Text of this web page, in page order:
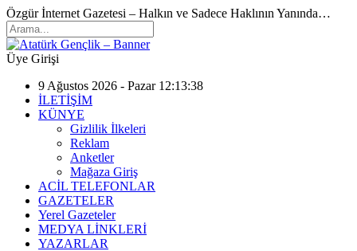
Özgür İnternet Gazetesi – Halkın ve Sadece Haklının Yanında…
Üye Girişi
9 Ağustos 2026 - Pazar 12:13:38
İLETİŞİM
KÜNYE
Gizlilik İlkeleri
Reklam
Anketler
Mağaza Giriş
ACİL TELEFONLAR
GAZETELER
Yerel Gazeteler
MEDYA LİNKLERİ
YAZARLAR